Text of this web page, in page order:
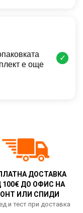
е още
✓
ДОСТАВКА
100€ ДО ОФИС НА
ИЛИ СПИДИ
и тест при доставка